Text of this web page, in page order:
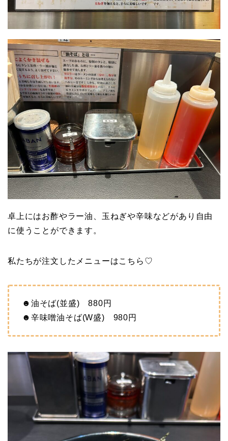
卓上にはお酢やラー油、玉ねぎや辛味などがあり自由
に使うことができます。
私たちが注文したメニューはこちら♡
☻油そば(並盛) 880円
☻辛味噌油そば(W盛) 980円